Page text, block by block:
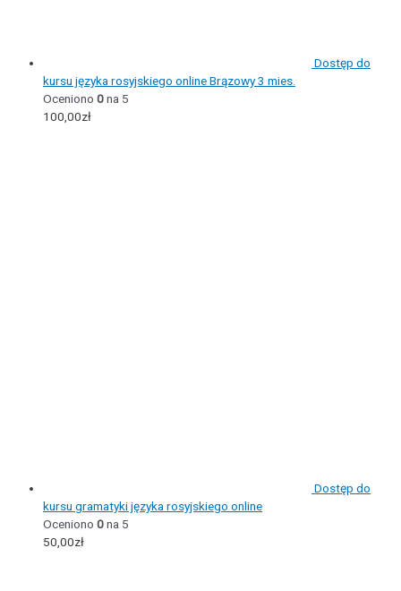
Dostęp do
kursu języka rosyjskiego online Brązowy 3 mies.
Oceniono 0na 5
100,00zł
Dostęp do
kursu gramatyki języka rosyjskiego online
Oceniono 0na 5
50,00zł